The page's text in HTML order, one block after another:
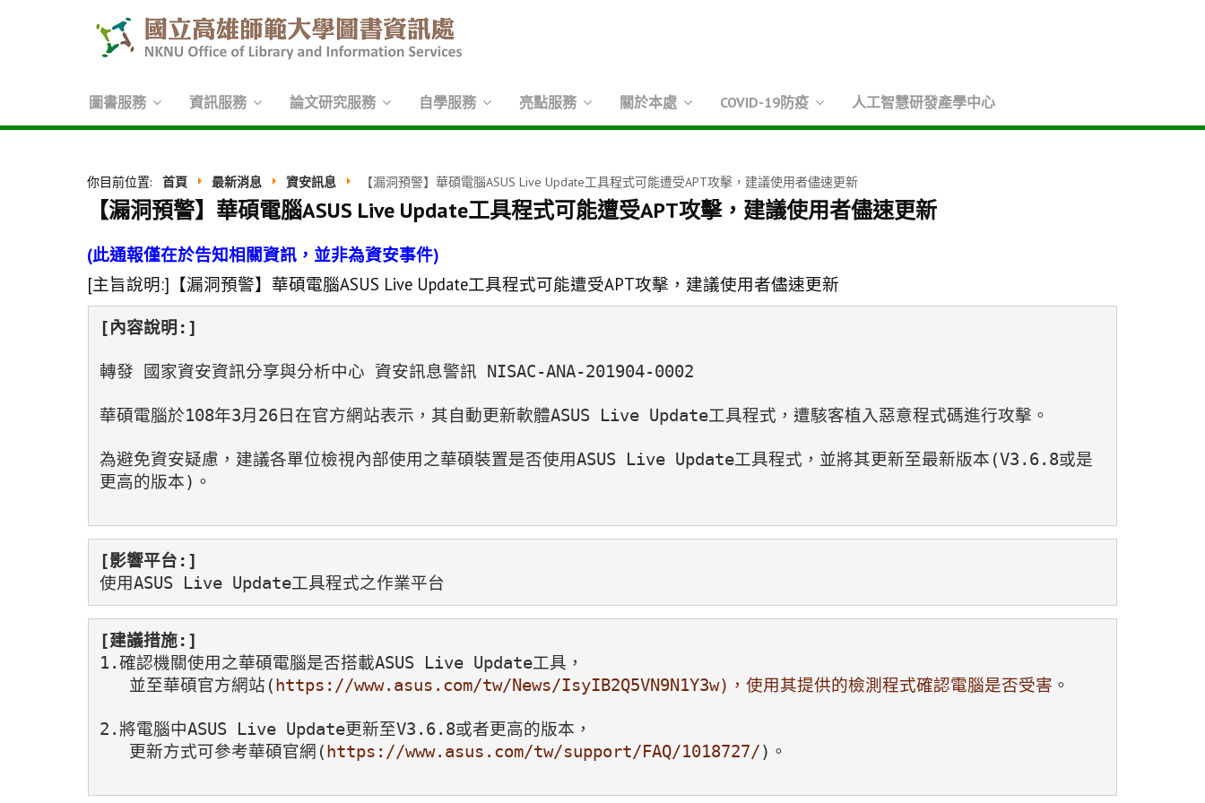
圖書服務 資訊服務 論文研究服務 自學服務 亮點服務 關於本處 COVID-19防疫 人工智慧研發產學中心
你目前位置: 首頁 最新消息 資安訊息 【漏洞預警】華碩電腦ASUS Live Update工具程式可能遭受APT攻擊，建議使用者儘速更新
【漏洞預警】華碩電腦ASUS Live Update工具程式可能遭受APT攻擊，建議使用者儘速更新
(此通報僅在於告知相關資訊，並非為資安事件)
[主旨說明:] 【漏洞預警】華碩電腦ASUS Live Update工具程式可能遭受APT攻擊，建議使用者儘速更新
[內容說明:]
轉發 國家資安資訊分享與分析中心 資安訊息警訊 NISAC-ANA-201904-0002
華碩電腦於108年3月26日在官方網站表示，其自動更新軟體ASUS Live Update工具程式，遭駭客植入惡意程式碼進行攻擊。
為避免資安疑慮，建議各單位檢視內部使用之華碩裝置是否使用ASUS Live Update工具程式，並將其更新至最新版本(V3.6.8或是
更高的版本)。
[影響平台:]
使用ASUS Live Update工具程式之作業平台
[建議措施:]
1.確認機關使用之華碩電腦是否搭載ASUS Live Update工具，
並至華碩官方網站(https://www.asus.com/tw/News/IsyIB2Q5VN9N1Y3w)，使用其提供的檢測程式確認電腦是否受害 。
2.將電腦中ASUS Live Update更新至V3.6.8或者更高的版本，
更新方式可參考華碩官網(https://www.asus.com/tw/support/FAQ/1018727/)。